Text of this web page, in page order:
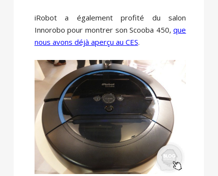
iRobot a également profité du salon
Innorobo pour montrer son Scooba 450,que
nous avons déjà aperçu au CES.